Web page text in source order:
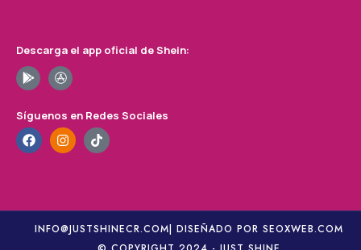
Descarga el app oficial de Shein:
Síguenos en Redes Sociales
INFO@JUSTSHINECR.COM| DISEÑADO POR SEOXWEB.COM